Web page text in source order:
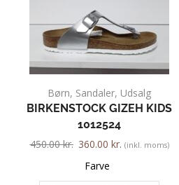
Børn, Sandaler, Udsalg
BIRKENSTOCK GIZEH KIDS
1012524
450.00kr. 360.00 kr. (inkl. moms)
Farve